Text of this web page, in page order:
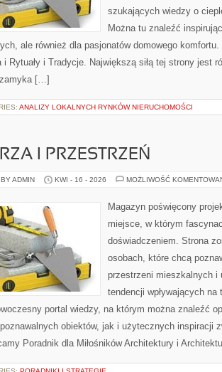
szukających wiedzy o
Można tu znaleźć
ale również dla pasjonatów domowego
i Rytuały i Tradycje. Największą siłą tej strony jest
[…]
ANALIZY LOKALNYCH RYNKÓW NIERUCHOMOŚCI
I PRZESTRZEŃ
ADMIN KWI - 16 - 2026 MOŻLIWOŚĆ
Magazyn poświęcony
miejsce, w którym
doświadczeniem. Strona
osobach, które chcą
przestrzeni mieszkalnych i
tendencji wpływających
portal wiedzy, na którym można znaleźć
obiektów, jak i użytecznych inspiracji
Poradnik dla Miłośników Architektury i